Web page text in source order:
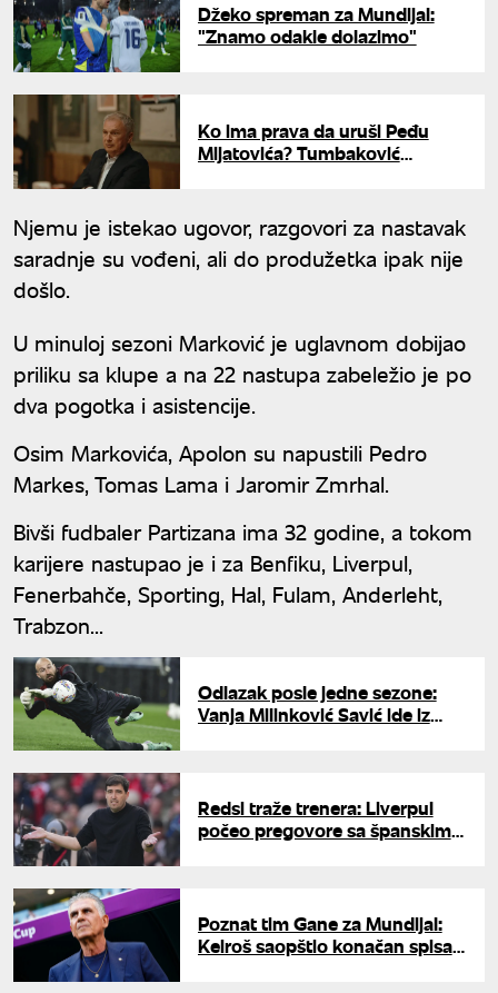
Džeko spreman za Mundijal:
"Znamo odakle dolazimo"
Ko ima prava da uruši Peđu
Mijatovića? Tumbaković
Njemu je istekao ugovor, razgovori za nastavak
saradnje su vođeni, ali do produžetka ipak nije
došlo.
U minuloj sezoni Marković je uglavnom dobijao
priliku sa klupe a na 22 nastupa zabeležio je po
dva pogotka i asistencije.
Osim Markovića, Apolon su napustili Pedro
Markes, Tomas Lama i Jaromir Zmrhal.
Bivši fudbaler Partizana ima 32 godine, a tokom
karijere nastupao je i za Benfiku, Liverpul,
Fenerbahče, Sporting, Hal, Fulam, Anderleht,
Trabzon...
Odlazak posle jedne sezone:
Vanja Milinković Savić ide iz
Redsi traže trenera: Liverpul
počeo pregovore sa španskim
Poznat tim Gane za Mundijal:
Keiroš saopštio konačan spisak